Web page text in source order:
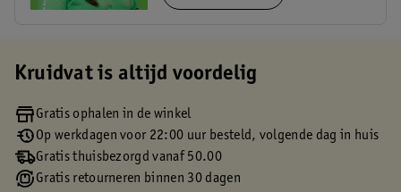
Kruidvat is altijd voordelig
Gratis ophalen in de winkel
Op werkdagen voor 22:00 uur besteld, volgende dag in huis
Gratis thuisbezorgd vanaf 50.00
Gratis retourneren binnen 30 dagen